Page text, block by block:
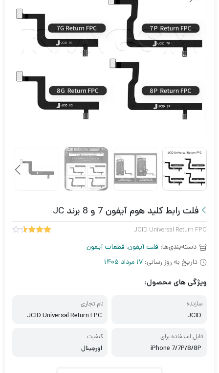
فلت رابط کلید هوم آیفون 7 و 8 برند JC
JCID Universal Return FPC
دسته‌بندی‌ها: فلت آیفون, قطعات آیفون
تاریخ به روز رسانی: 17 مرداد 1405
ویژگی های محصول:
سازنده
JCID
نام تجاری
JCID Universal Return FPC
قابل استفاده برای
iPhone 7/7P/8/8P
کیفیت
اورجینال